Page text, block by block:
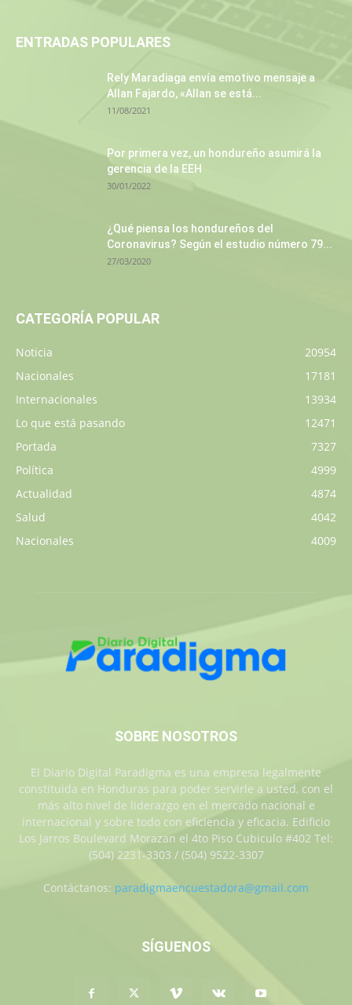
ENTRADAS POPULARES
Rely Maradiaga envía emotivo mensaje a
Allan Fajardo, «Allan se está...
11/08/2021
Por primera vez, un hondureño asumirá la
gerencia de la EEH
30/01/2022
¿Qué piensa los hondureños del
Coronavirus? Según el estudio número 79...
27/03/2020
CATEGORÍA POPULAR
Noticia
20954
Nacionales
17181
Internacionales
13934
Lo que está pasando
12471
Portada
7327
Política
4999
Actualidad
4874
Salud
4042
Nacionales
4009
SOBRE NOSOTROS
El Diario Digital Paradigma es una empresa legalmente
constituida en Honduras para poder servirle a usted, con el
más alto nivel de liderazgo en el mercado nacional e
internacional y sobre todo con eficiencia y eficacia. Edificio
Los Jarros Boulevard Morazan el 4to Piso Cubiculo #402 Tel:
(504) 2231-3303 / (504) 9522-3307
Contáctanos: paradigmaencuestadora@gmail.com
SÍGUENOS